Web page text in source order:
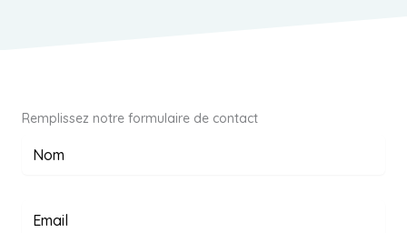
Remplissez notre formulaire de contact